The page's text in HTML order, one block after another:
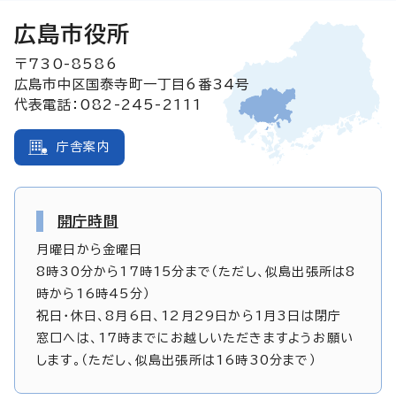
広島市役所
〒730-8586
広島市中区国泰寺町一丁目6番34号
代表電話：082-245-2111
庁舎案内
開庁時間
月曜日から金曜日
8時30分から17時15分まで（ただし、似島出張所は8
時から16時45分）
祝日・休日、8月6日、12月29日から1月3日は閉庁
窓口へは、17時までにお越しいただきますようお願い
します。（ただし、似島出張所は16時30分まで）